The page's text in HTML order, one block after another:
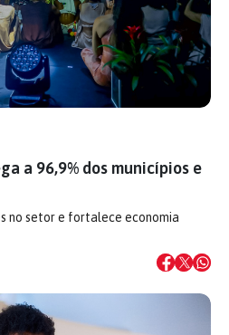
a 96,9% dos municípios e
no setor e fortalece economia